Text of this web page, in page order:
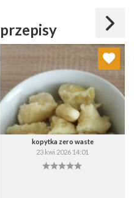
kopytka zero waste
23 kwi 2026 14:01
Dodaj do ulubionych
Wybierz listę: